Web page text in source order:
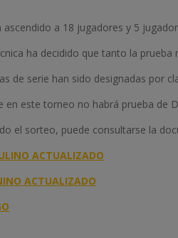
ascendido a 18 jugadores y 5
ha decidido que tanto la
de serie han sido designadas por
en este torneo no habrá prueba de
el sorteo, puede consultarse la
ACTUALIZADO
ACTUALIZADO